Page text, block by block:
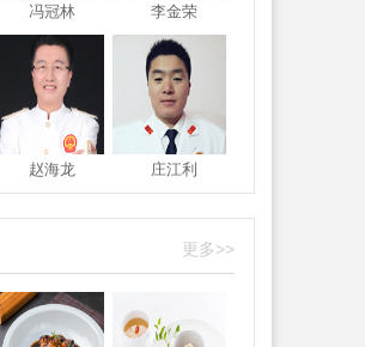
冯冠林 李金荣
赵海龙 庄江利
更多>>